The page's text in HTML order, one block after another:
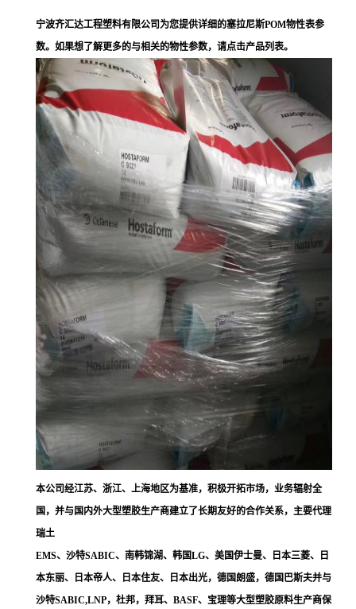
宁波齐汇达工程塑料有限公司为您提供详细的塞拉尼斯POM物性表参
数。如果想了解更多的与相关的物性参数，请点击产品列表。
本公司经江苏、浙江、上海地区为基准，积极开拓市场，业务辐射全
国，并与国内外大型塑胶生产商建立了长期友好的合作关系，主要代理
瑞土
EMS、沙特SABIC、南韩锦湖、韩国LG、美国伊士曼、日本三菱、日
本东丽、日本帝人、日本住友、日本出光，德国朗盛，德国巴斯夫并与
沙特SABIC,LNP，杜邦，拜耳、BASF、宝理等大型塑胶原料生产商保